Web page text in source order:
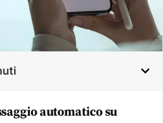
automatico su